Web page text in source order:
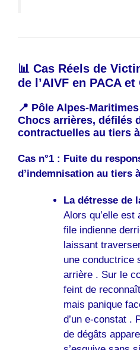
📊 Cas Réels de
de l’AIVF en PACA et
📍 Pôle Alpes-
Chocs arrières, défilés
contractuelles au tiers
Cas n°1 : Fuite du
d’indemnisation au tiers
La détresse de
Alors qu’elle est
file indienne
laissant
une conductrice
arrière . Sur le
feint de
mais panique
d’un e-constat .
de dégâts